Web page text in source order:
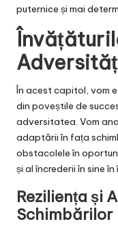
puternice și mai
În acest capitol, vom
din poveștile de
adversitatea. Vom
adaptării în fața
obstacolele în
și al încrederii în sine
Reziliența și
Schimbărilor